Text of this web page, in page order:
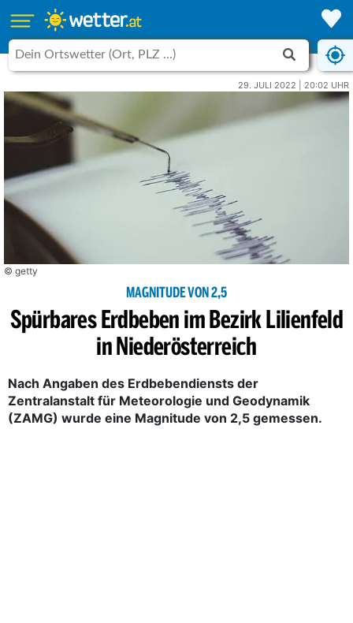
29. JULI 2022 | 20:02 UHR
© getty
MAGNITUDE VON 2,5
Spürbares Erdbeben im Bezirk Lilienfeld
in Niederösterreich
Nach Angaben des Erdbebendiensts der
Zentralanstalt für Meteorologie und Geodynamik
(ZAMG) wurde eine Magnitude von 2,5 gemessen.